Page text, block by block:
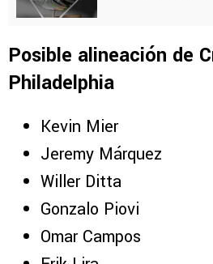
Posible alineación de
Philadelphia
Kevin Mier
Jeremy Márquez
Willer Ditta
Gonzalo Piovi
Omar Campos